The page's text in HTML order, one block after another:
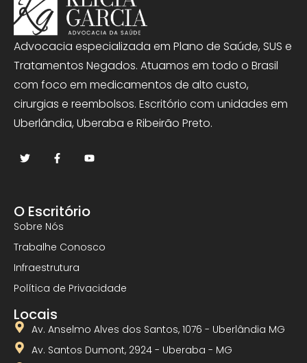
Advocacia especializada em Plano de Saúde, SUS e
Tratamentos Negados. Atuamos em todo o Brasil
com foco em medicamentos de alto custo,
cirurgias e reembolsos. Escritório com unidades em
Uberlândia, Uberaba e Ribeirão Preto.
O Escritório
Sobre Nós
Trabalhe Conosco
Infraestrutura
Política de Privacidade
Locais
Av. Anselmo Alves dos Santos, 1076 - Uberlândia MG
Av. Santos Dumont, 2924 - Uberaba - MG